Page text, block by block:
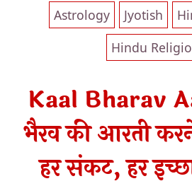
Astrology
Jyotish
Hindu
Kaal Bharav
भैरव की आरती
हर संकट, हर